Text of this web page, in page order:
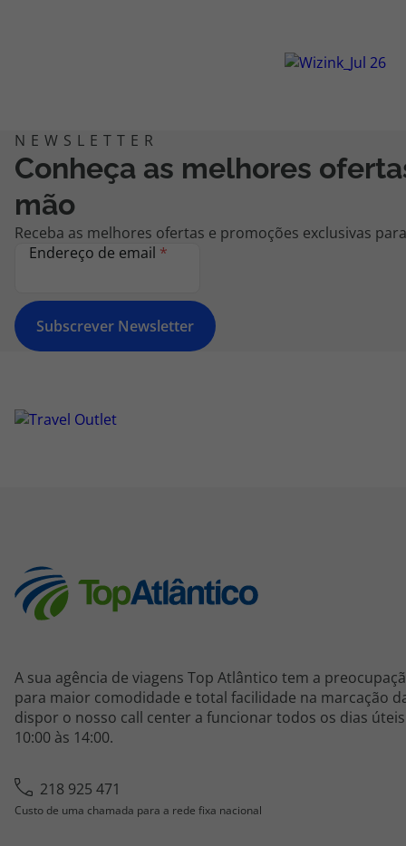
Conheça as melhores
mão
Receba as melhores ofertas e promoções exclusivas
Endereço de email *
Subscrever Newsletter
A sua agência de viagens Top Atlântico tem a
para maior comodidade e total facilidade na marcação
dispor o nosso call center a funcionar todos os dias úteis
10:00 às 14:00.
218 925 471
Custo de uma chamada para a rede fixa nacional